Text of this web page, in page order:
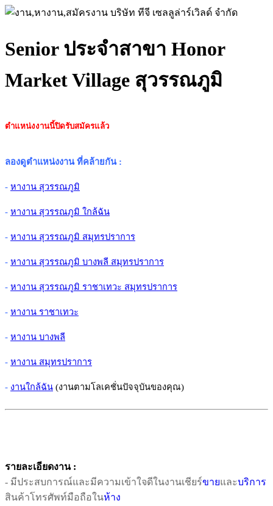
Senior ประจำสาขา Honor
Market Village สุวรรณภูมิ
ตำแหน่งงานนี้ปิดรับสมัครแล้ว
ลองดูตำแหน่งงาน ที่คล้ายกัน:
- หางาน สุวรรณภูมิ
- หางาน สุวรรณภูมิ ใกล้ฉัน
- หางาน สุวรรณภูมิ สมุทรปราการ
- หางาน สุวรรณภูมิ บางพลี สมุทรปราการ
- หางาน สุวรรณภูมิ ราชาเทวะ สมุทรปราการ
- หางาน ราชาเทวะ
- หางาน บางพลี
- หางาน สมุทรปราการ
- งานใกล้ฉัน (งานตามโลเคชั่นปัจจุบันของคุณ)
รายละเอียดงาน :
- มีประสบการณ์และมีความเข้าใจดีในงานเชียร์ขายและบริการ
สินค้าโทรศัพท์มือถือในห้าง